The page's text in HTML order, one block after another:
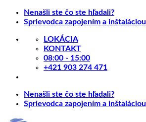
Skip
Nenašli ste čo ste hľadali?
Sprievodca zapojením a inštaláciou
LOKÁCIA
KONTAKT
08:00 - 15:00
+421 903 274 471
Nenašli ste čo ste hľadali?
Sprievodca zapojením a inštaláciou